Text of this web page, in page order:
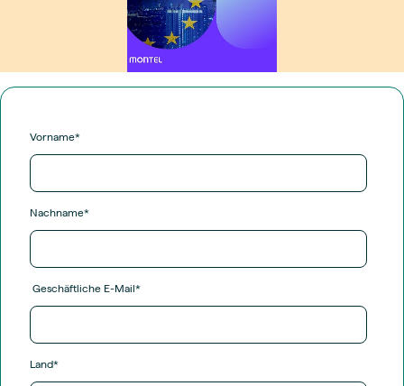
Vorname*
Nachname*
Geschäftliche E-Mail*
Land*